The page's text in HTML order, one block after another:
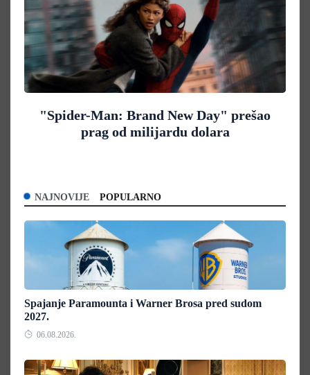
"Spider-Man: Brand New Day" prešao
prag od milijardu dolara
NAJNOVIJE POPULARNO
Spajanje Paramounta i Warner Brosa pred sudom
2027.
06.08.2026.